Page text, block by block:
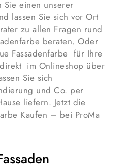
Sie einen unserer
lassen Sie sich vor Ort
zu allen Fragen rund
beraten. Oder
Fassadenfarbe für Ihre
im Onlineshop über
Sie sich
und Co. per
liefern. Jetzt die
Kaufen – bei ProMa